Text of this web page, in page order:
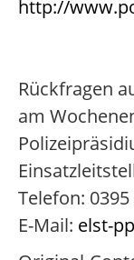
http://
Rückfragen
am
Telefon:
E-Mail: elst-